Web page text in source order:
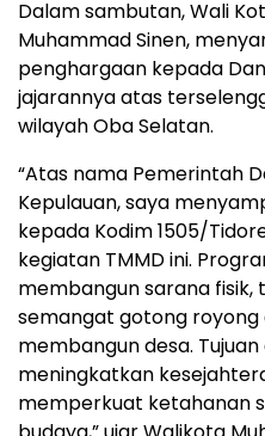
Dalam sambutan, Wali
Muhammad Sinen,
penghargaan kepada
jajarannya atas
wilayah Oba Selatan.
“Atas nama Pemerintah
Kepulauan, saya
kepada Kodim 1505/
kegiatan TMMD ini.
membangun sarana
semangat gotong
membangun desa.
meningkatkan
memperkuat ketahanan